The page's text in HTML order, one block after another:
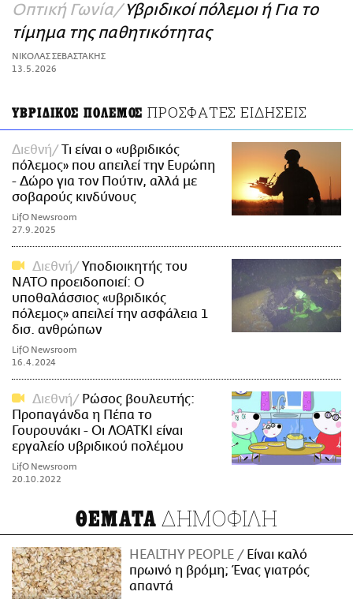
Οπτική Γωνία Υβριδικοί πόλεμοι ή Για το
τίμημα της παθητικότητας
ΝΙΚΟΛΑΣ ΣΕΒΑΣΤΑΚΗΣ
13.5.2026
ΥΒΡΙΔΙΚΟΣ ΠΟΛΕΜΟΣ ΠΡΟΣΦΑΤΕΣ ΕΙΔΗΣΕΙΣ
Διεθνή
Τι είναι ο «υβριδικός
πόλεμος» που απειλεί την Ευρώπη
- Δώρο για τον Πούτιν, αλλά με
σοβαρούς κινδύνους
LifO Newsroom
27.9.2025
Διεθνή
Υποδιοικητής του
ΝΑΤΟ προειδοποιεί: Ο
υποθαλάσσιος «υβριδικός
πόλεμος» απειλεί την ασφάλεια 1
δισ. ανθρώπων
LifO Newsroom
16.4.2024
Διεθνή
Ρώσος βουλευτής:
Προπαγάνδα η Πέπα το
Γουρουνάκι - Οι ΛΟΑΤΚΙ είναι
εργαλείο υβριδικού πολέμου
LifO Newsroom
20.10.2022
ΘΕΜΑΤΑ ΔΗΜΟΦΙΛΗ
HEALTHY PEOPLE
Είναι καλό
πρωινό η βρόμη; Ένας γιατρός
απαντά